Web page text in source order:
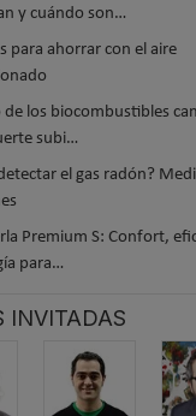
y cuándo son…
para ahorrar con el aire
de los biocombustibles
subi…
el gas radón?
Premium S: Confort,
para…
INVITADAS